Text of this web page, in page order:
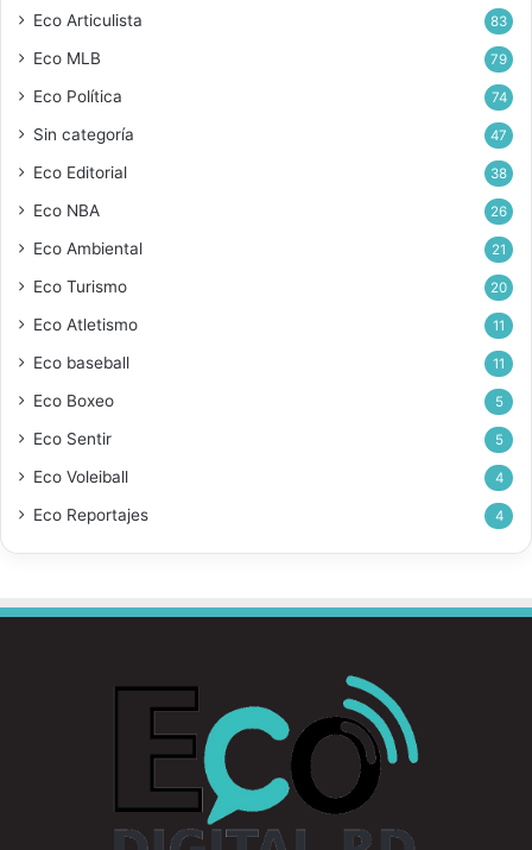
Eco Articulista 83
Eco MLB 79
Eco Política 74
Sin categoría 47
Eco Editorial 38
Eco NBA 26
Eco Ambiental 21
Eco Turismo 20
Eco Atletismo 11
Eco baseball 11
Eco Boxeo 5
Eco Sentir 5
Eco Voleiball 4
Eco Reportajes 4